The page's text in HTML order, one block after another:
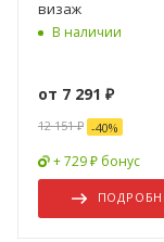
визаж
В наличии
от 7 291 ₽
12 151 ₽ -40%
+ 729 ₽ бонус